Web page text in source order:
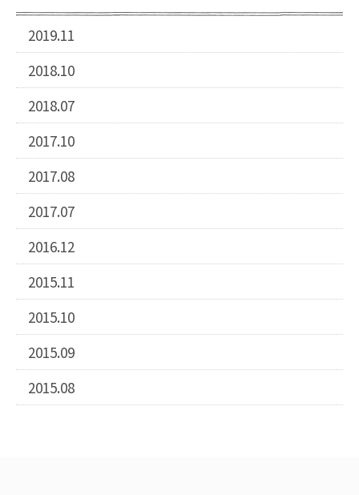
2019.11
2018.10
2018.07
2017.10
2017.08
2017.07
2016.12
2015.11
2015.10
2015.09
2015.08